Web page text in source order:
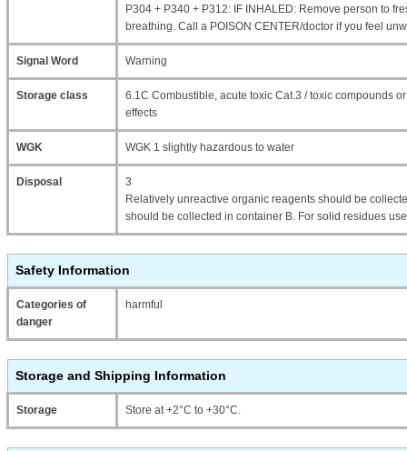
P304 + P340 + P312: IF INHALED: Remove person to
breathing. Call a POISON CENTER/doctor if you feel
Signal Word Warning
Storage class
6.1C Combustible, acute toxic Cat.3 / toxic compounds
effects
WGK WGK 1 slightly hazardous to water
Disposal
3
Relatively unreactive organic reagents should be
should be collected in container B. For solid residues
Safety Information
Categories of
danger
harmful
Storage and Shipping Information
Storage Store at +2°C to +30°C.